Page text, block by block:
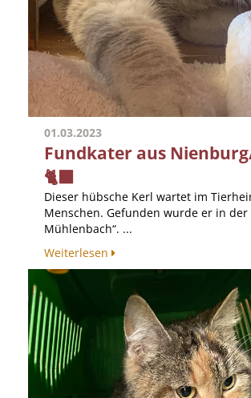
01.03.2023
Fundkater aus
🐈‍⬛
Dieser hübsche Kerl wartet im
Menschen. Gefunden wurde er in der
Mühlenbach“. ...
Weiterlesen